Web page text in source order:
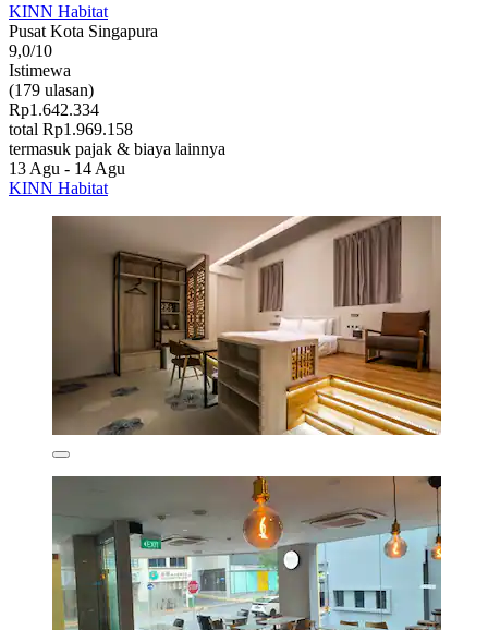
KINN Habitat
Pusat Kota Singapura
9,0/10
Istimewa
(179 ulasan)
Rp1.642.334
total Rp1.969.158
termasuk pajak & biaya lainnya
13 Agu - 14 Agu
KINN Habitat